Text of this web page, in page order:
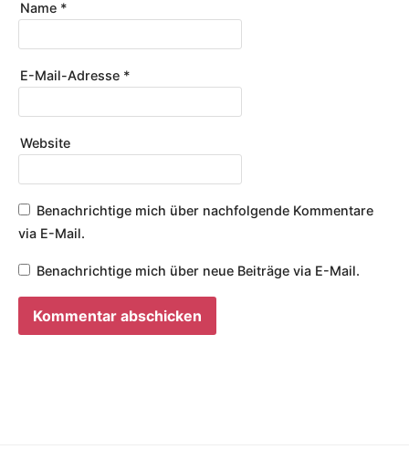
Name *
E-Mail-Adresse *
Website
Benachrichtige mich über nachfolgende Kommentare
via E-Mail.
Benachrichtige mich über neue Beiträge via E-Mail.